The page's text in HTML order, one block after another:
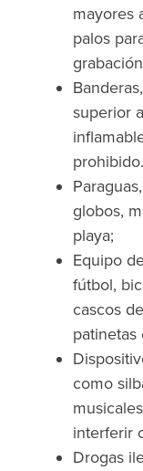
mayores
palos
superior
globos,
playa;
Equipo
fútbol,
cascos
patinetas
como
interferir
Drogas